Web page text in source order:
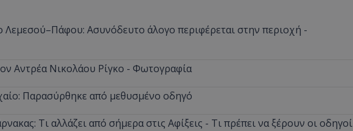
Ασυνόδευτο άλογο περιφέρεται στην περιοχή -
Αντρέα Νικολάου Ρίγκο - Φωτογραφία
Παρασύρθηκε από μεθυσμένο οδηγό
Τι αλλάζει από σήμερα στις Αφίξεις - Τι πρέπει να ξέρουν οι οδηγοί